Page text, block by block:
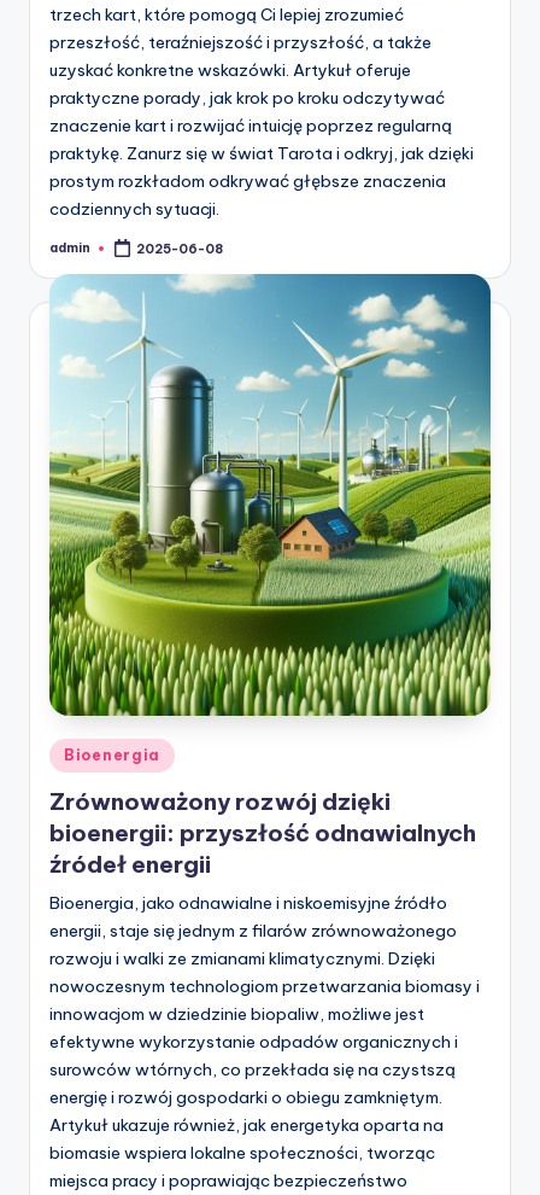
trzech kart, które pomogą Ci lepiej zrozumieć
przeszłość, teraźniejszość i przyszłość, a także
uzyskać konkretne wskazówki. Artykuł oferuje
praktyczne porady, jak krok po kroku odczytywać
znaczenie kart i rozwijać intuicję poprzez regularną
praktykę. Zanurz się w świat Tarota i odkryj, jak dzięki
prostym rozkładom odkrywać głębsze znaczenia
codziennych sytuacji.
Posted
admin 2025-06-08
Posted
in
Bioenergia
Zrównoważony rozwój dzięki
bioenergii: przyszłość odnawialnych
źródeł energii
Bioenergia, jako odnawialne i niskoemisyjne źródło
energii, staje się jednym z filarów zrównoważonego
rozwoju i walki ze zmianami klimatycznymi. Dzięki
nowoczesnym technologiom przetwarzania biomasy i
innowacjom w dziedzinie biopaliw, możliwe jest
efektywne wykorzystanie odpadów organicznych i
surowców wtórnych, co przekłada się na czystszą
energię i rozwój gospodarki o obiegu zamkniętym.
Artykuł ukazuje również, jak energetyka oparta na
biomasie wspiera lokalne społeczności, tworząc
miejsca pracy i poprawiając bezpieczeństwo